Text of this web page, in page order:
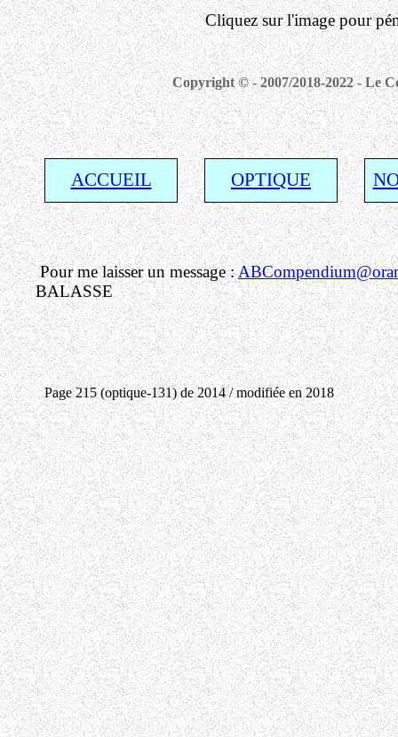
Cliquez sur l'image pour
Copyright © - 2007/2018-2022 - Le
ACCUEIL OPTIQUE
Pour me laisser un message :
BALASSE
Page 215 (optique-131) de 2014 / modifiée en 2018